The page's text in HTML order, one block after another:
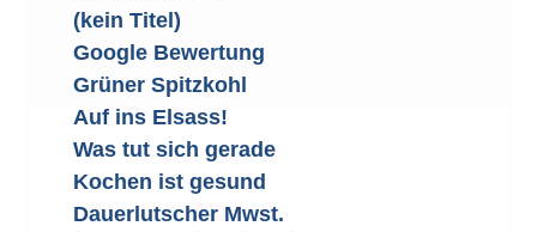
(kein Titel)
Google Bewertung
Grüner Spitzkohl
Auf ins Elsass!
Was tut sich gerade
Kochen ist gesund
Dauerlutscher Mwst.